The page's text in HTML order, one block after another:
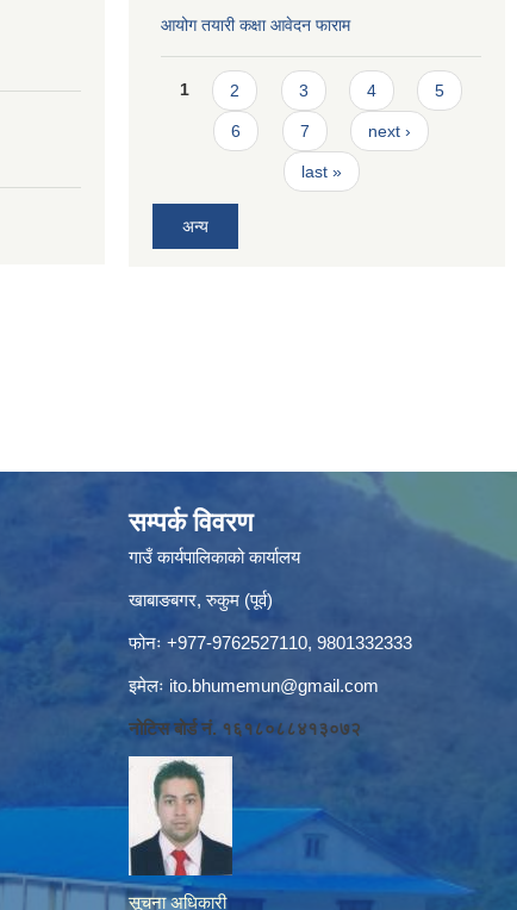
आयोग तयारी कक्षा आवेदन फाराम
Pages
1 2 3 4 5
6 7 next ›
last »
अन्य
सम्पर्क विवरण
गाउँ कार्यपालिकाको कार्यालय
खाबाङबगर, रुकुम (पूर्व)
फोनः +977-9762527110, 9801332333
इमेलः ito.bhumemun@gmail.com
नोटिस बोर्ड नं. १६१८०८८४१३०७२
सूचना अधिकारी